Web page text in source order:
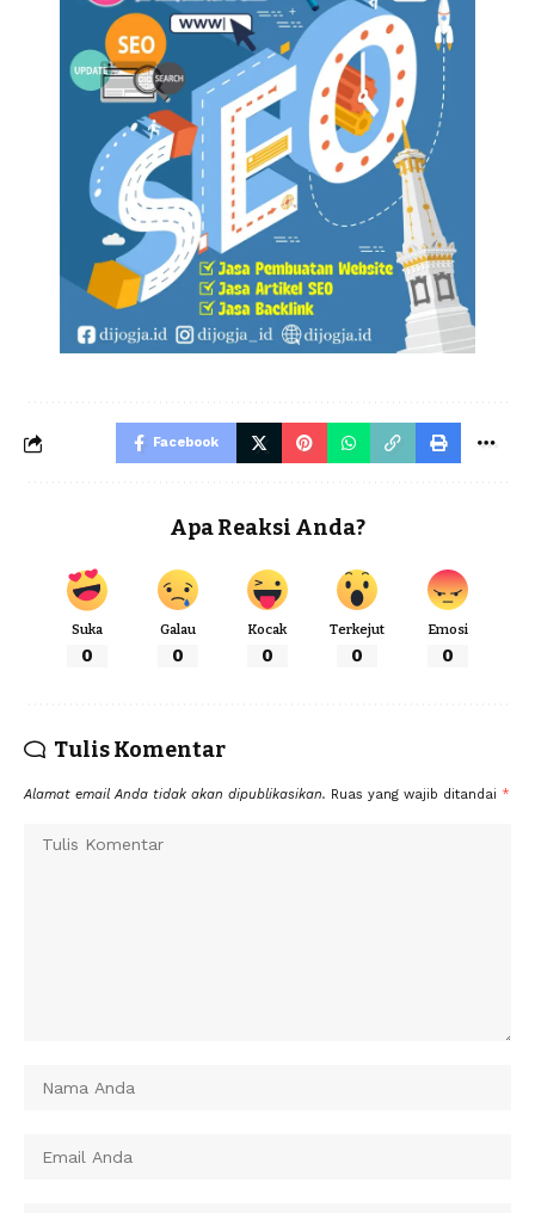
Facebook
Apa Reaksi Anda?
Suka
0
Galau
0
Kocak
0
Terkejut
0
Emosi
0
Tulis Komentar
Alamat email Anda tidak akan dipublikasikan. Ruas yang wajib ditandai *